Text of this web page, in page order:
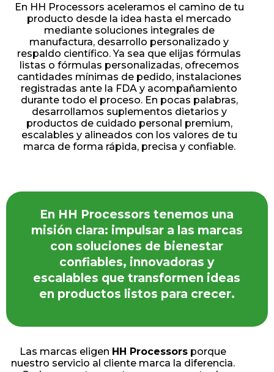
En HH Processors aceleramos el camino de tu
producto desde la idea hasta el mercado
mediante soluciones integrales de
manufactura, desarrollo personalizado y
respaldo científico. Ya sea que elijas fórmulas
listas o fórmulas personalizadas, ofrecemos
cantidades mínimas de pedido, instalaciones
registradas ante la FDA y acompañamiento
durante todo el proceso. En pocas palabras,
desarrollamos suplementos dietarios y
productos de cuidado personal premium,
escalables y alineados con los valores de tu
marca de forma rápida, precisa y confiable.
Las marcas eligen HH Processors porque
nuestro servicio al cliente marca la diferencia.
En HH Processors tenemos una
misión clara: impulsar a las marcas
con soluciones de bienestar
confiables, innovadoras y
escalables que transformen ideas
en productos listos para crecer.